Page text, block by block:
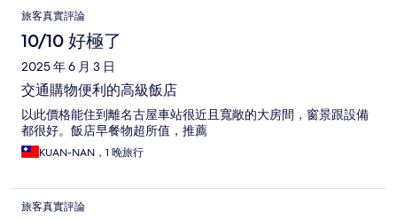
旅客真實評論
10/10 好極了
2025 年 6 月 3 日
交通購物便利的高級飯店
以此價格能住到離名古屋車站很近且寬敞的大房間，窗景跟設備
都很好。飯店早餐物超所值，推薦
KUAN-NAN，1 晚旅行
旅客真實評論